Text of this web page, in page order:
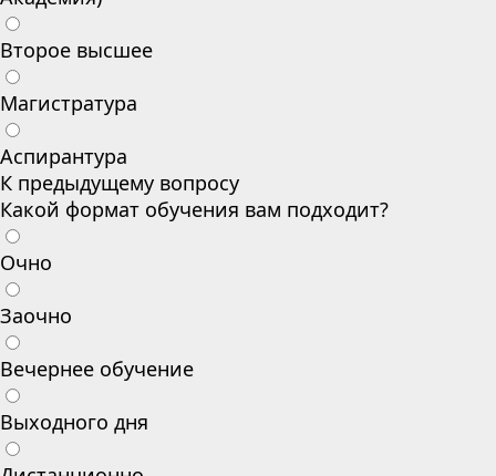
Второе высшее
Магистратура
Аспирантура
К предыдущему вопросу
Какой формат обучения вам подходит?
Очно
Заочно
Вечернее обучение
Выходного дня